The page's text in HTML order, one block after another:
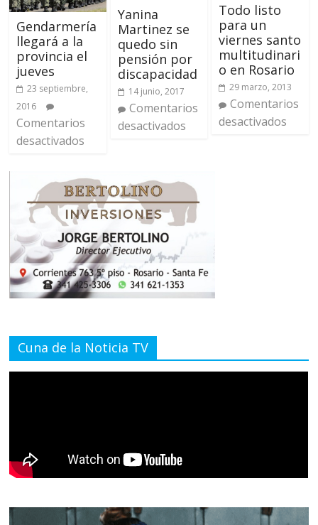
Gendarmería
llegará a la
provincia el
jueves
23 septiembre,
2016
Comentarios
desactivados
Yanina
Martinez se
quedo sin
pensión por
discapacidad
14 junio, 2017
Comentarios
desactivados
Todo listo
para un
viernes santo
multitudinari
o en Rosario
29 marzo, 2013
Comentarios
desactivados
Cuna de la Noticia TV